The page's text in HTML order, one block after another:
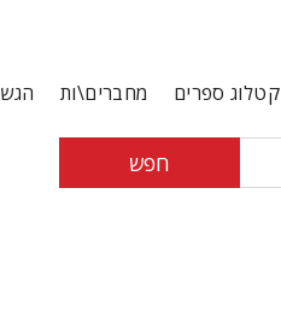
קטלוג ספרים מחברים\ות
חפש